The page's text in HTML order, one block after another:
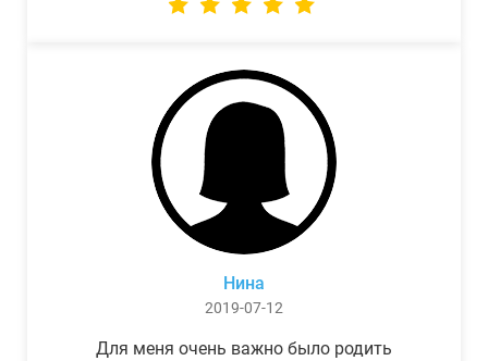
Нина
2019-07-12
Для меня очень важно было родить